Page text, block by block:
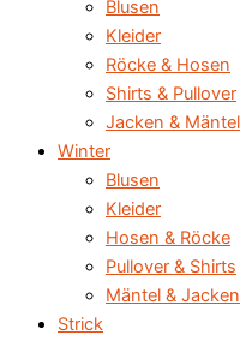
Blusen
Kleider
Röcke & Hosen
Shirts & Pullover
Jacken & Mäntel
Winter
Blusen
Kleider
Hosen & Röcke
Pullover & Shirts
Mäntel & Jacken
Strick